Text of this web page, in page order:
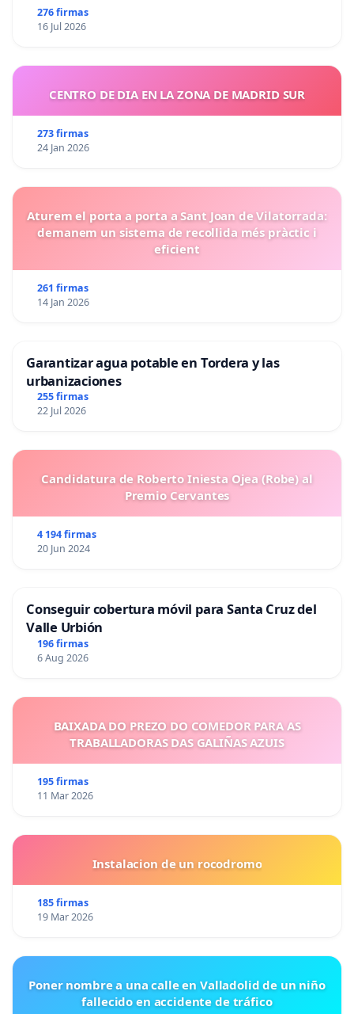
276 firmas
16 Jul 2026
CENTRO DE DIA EN LA ZONA DE MADRID SUR
273 firmas
24 Jan 2026
Aturem el porta a porta a Sant Joan de Vilatorrada:
demanem un sistema de recollida més pràctic i
eficient
261 firmas
14 Jan 2026
Garantizar agua potable en Tordera y las
urbanizaciones
255 firmas
22 Jul 2026
Candidatura de Roberto Iniesta Ojea (Robe) al
Premio Cervantes
4 194 firmas
20 Jun 2024
Conseguir cobertura móvil para Santa Cruz del
Valle Urbión
196 firmas
6 Aug 2026
BAIXADA DO PREZO DO COMEDOR PARA AS
TRABALLADORAS DAS GALIÑAS AZUIS
195 firmas
11 Mar 2026
Instalacion de un rocodromo
185 firmas
19 Mar 2026
Poner nombre a una calle en Valladolid de un niño
fallecido en accidente de tráfico